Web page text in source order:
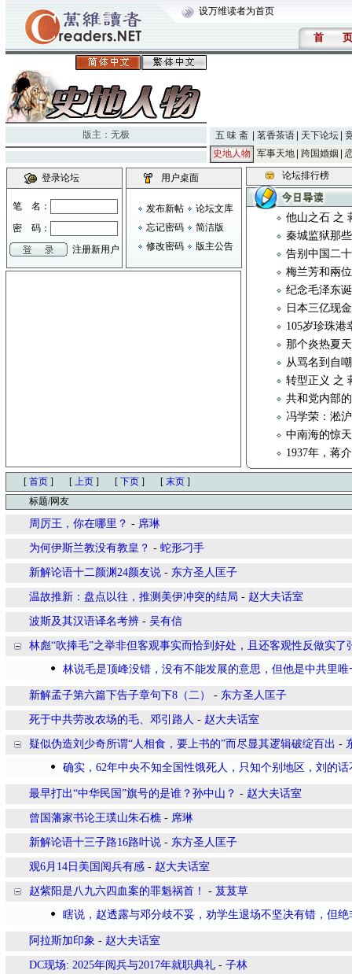
设万维读者为首页
首 页
版主： 无极 五 味 斋 茗香茶语 天下论坛
史地人物
军事天地 跨国婚姻
登录论坛
笔 名：
密 码：
注册新用户
用户桌面
发布新帖
论坛文库
忘记密码
简洁版
修改密码
版主公告
论坛排行榜
他山之石 之
秦城监狱那
告别中国二
梅兰芳和兩
纪念毛泽东
日本三亿现
105岁珍珠港
那个炎热夏
从骂名到自
转型正义 之
共和党内部
冯学荣：淞
中南海的惊
1937年，蒋
[ 首页 ] [ 上页 ] [ 下页 ] [ 末页 ]
标题/网友
周厉王，你在哪里？ - 席琳
为何伊斯兰教没有教皇？ - 蛇形刁手
新解论语十二颜渊24颜友说 - 东方圣人匡子
温故推新：盘点以往，推测美伊冲突的结局 - 赵大夫话室
波斯及其汉语译名考辨 - 吴有信
林彪“吹捧毛”之举非但客观事实而恰到好处，且还客观性反做实了
林说毛是顶峰没错，没有不能发展的意思，但他是中共里唯
新解孟子第六篇下告子章句下8（二） - 东方圣人匡子
死于中共劳改农场的毛、邓引路人 - 赵大夫话室
疑似伪造刘少奇所谓“人相食，要上书的”而尽显其逻辑破绽百出 -
确实，62年中央不知全国性饿死人，只知个别地区，刘的话
最早打出“中华民国”旗号的是谁？孙中山？ - 赵大夫话室
曾国藩家书论王璞山朱石樵 - 席琳
新解论语十三子路16路叶说 - 东方圣人匡子
观6月14日美国阅兵有感 - 赵大夫话室
赵紫阳是八九六四血案的罪魁祸首！ - 芨芨草
瞎说，赵透露与邓分歧不妥，劝学生退场不坚决有错，但绝
阿拉斯加印象 - 赵大夫话室
DC现场: 2025年阅兵与2017年就职典礼 - 子林